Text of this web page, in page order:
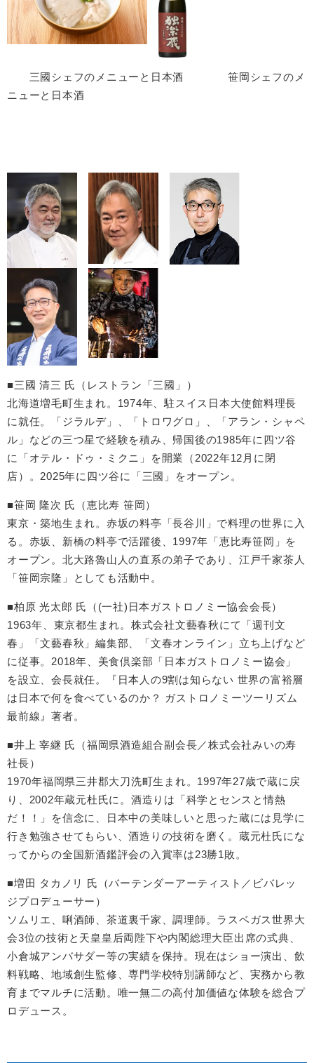
三國シェフのメニューと日本酒 笹岡シェフのメ
ニューと日本酒
■三國 清三 氏（レストラン「三國」）
北海道増毛町生まれ。1974年、駐スイス日本大使館料理長
に就任。「ジラルデ」、「トロワグロ」、「アラン・シャペ
ル」などの三つ星で経験を積み、帰国後の1985年に四ツ谷
に「オテル・ドゥ・ミクニ」を開業（2022年12月に閉
店）。2025年に四ツ谷に「三國」をオープン。
■笹岡 隆次 氏（恵比寿 笹岡）
東京・築地生まれ。赤坂の料亭「長谷川」で料理の世界に入
る。赤坂、新橋の料亭で活躍後、1997年「恵比寿笹岡」を
オープン。北大路魯山人の直系の弟子であり、江戸千家茶人
「笹岡宗隆」としても活動中。
■柏原 光太郎 氏（(一社)日本ガストロノミー協会会長）
1963年、東京都生まれ。株式会社文藝春秋にて「週刊文
春」「文藝春秋」編集部、「文春オンライン」立ち上げなど
に従事。2018年、美食倶楽部「日本ガストロノミー協会」
を設立、会長就任。『日本人の9割は知らない 世界の富裕層
は日本で何を食べているのか？ ガストロノミーツーリズム
最前線』著者。
■井上 宰継 氏（福岡県酒造組合副会長／株式会社みいの寿
社長）
1970年福岡県三井郡大刀洗町生まれ。1997年27歳で蔵に戻
り、2002年蔵元杜氏に。酒造りは「科学とセンスと情熱
だ！！」を信念に、日本中の美味しいと思った蔵には見学に
行き勉強させてもらい、酒造りの技術を磨く。蔵元杜氏にな
ってからの全国新酒鑑評会の入賞率は23勝1敗。
■増田 タカノリ 氏（バーテンダーアーティスト／ビバレッ
ジプロデューサー）
ソムリエ、唎酒師、茶道裏千家、調理師。ラスベガス世界大
会3位の技術と天皇皇后両陛下や内閣総理大臣出席の式典、
小倉城アンバサダー等の実績を保持。現在はショー演出、飲
料戦略、地域創生監修、専門学校特別講師など、実務から教
育までマルチに活動。唯一無二の高付加価値な体験を総合プ
ロデュース。